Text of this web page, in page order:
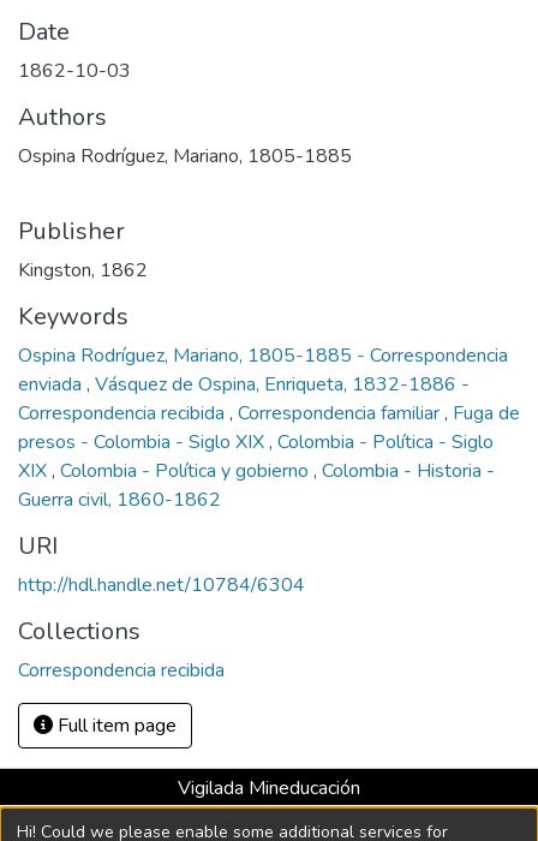
Date
1862-10-03
Authors
Ospina Rodríguez, Mariano, 1805-1885
Publisher
Kingston, 1862
Keywords
Ospina Rodríguez, Mariano, 1805-1885 - Correspondencia
enviada , Vásquez de Ospina, Enriqueta, 1832-1886 -
Correspondencia recibida , Correspondencia familiar, Fuga de
presos - Colombia - Siglo XIX, Colombia - Política - Siglo
XIX, Colombia - Política y gobierno , Colombia - Historia -
Guerra civil, 1860-1862
URI
http://hdl.handle.net/10784/6304
Collections
Correspondencia recibida
Full item page
Vigilada Mineducación
Universidad con Acreditación Institucional hasta 2026 -
Hi! Could we please enable some additional services for